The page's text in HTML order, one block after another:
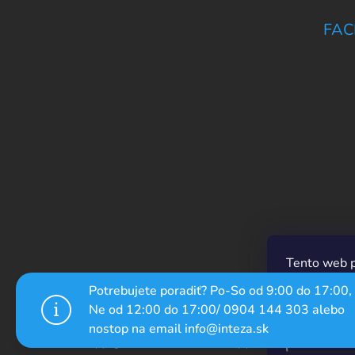
Tento web
ich
Potrebujete poradiť? Po-So od 9:00 do 17:00,
Ne od 12:00 do 17:00/ 0904 144 303 alebo
nostop na email info@inteza.sk